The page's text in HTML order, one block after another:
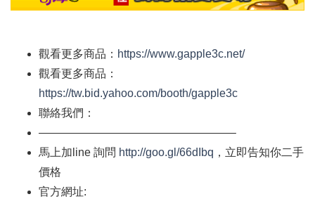
觀看更多商品： https://www.gapple3c.net/
觀看更多商品：
https://tw.bid.yahoo.com/booth/gapple3c
聯絡我們：
—————————————————–
馬上加 line 詢問 http://goo.gl/66dIbq ，立即告知你二手
價格
官方網址: